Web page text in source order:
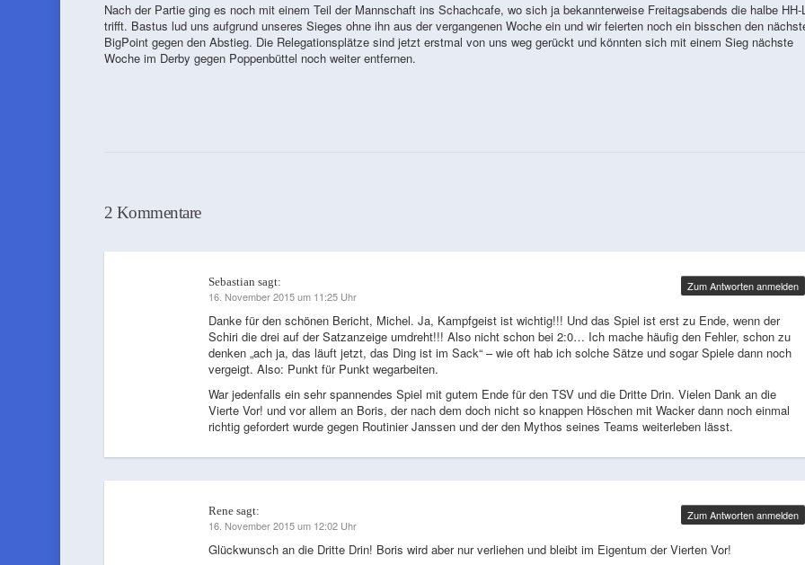
Nach der Partie ging es noch mit einem Teil der Mannschaft ins Schachcafe, wo sich ja bekannterweise Freitagsabends die halbe HH-
trifft. Bastus lud uns aufgrund unseres Sieges ohne ihn aus der vergangenen Woche ein und wir feierten noch ein bisschen den
BigPoint gegen den Abstieg. Die Relegationsplätze sind jetzt erstmal von uns weg gerückt und könnten sich mit einem Sieg nächste
Woche im Derby gegen Poppenbüttel noch weiter entfernen.
2 Kommentare
Sebastian sagt:
16. November 2015 um 11:25 Uhr
Danke für den schönen Bericht, Michel. Ja, Kampfgeist ist wichtig!!! Und das Spiel ist erst zu Ende, wenn der
Schiri die drei auf der Satzanzeige umdreht!!! Also nicht schon bei 2:0… Ich mache häufig den Fehler, schon zu
denken „ach ja, das läuft jetzt, das Ding ist im Sack“ – wie oft hab ich solche Sätze und sogar Spiele dann noch
vergeigt. Also: Punkt für Punkt wegarbeiten.
War jedenfalls ein sehr spannendes Spiel mit gutem Ende für den TSV und die Dritte Drin. Vielen Dank an die
Vierte Vor! und vor allem an Boris, der nach dem doch nicht so knappen Höschen mit Wacker dann noch einmal
richtig gefordert wurde gegen Routinier Janssen und der den Mythos seines Teams weiterleben lässt.
Zum Antworten anmelden
Rene sagt:
16. November 2015 um 12:02 Uhr
Glückwunsch an die Dritte Drin! Boris wird aber nur verliehen und bleibt im Eigentum der Vierten Vor!
Zum Antworten anmelden